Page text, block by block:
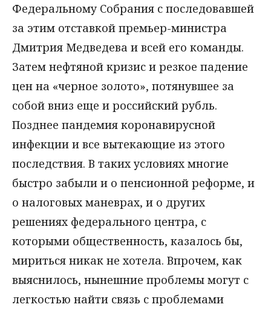
Федеральному Собрания с последовавшей
за этим отставкой премьер-министра
Дмитрия Медведева и всей его команды.
Затем нефтяной кризис и резкое падение
цен на «черное золото», потянувшее за
собой вниз еще и российский рубль.
Позднее пандемия коронавирусной
инфекции и все вытекающие из этого
последствия. В таких условиях многие
быстро забыли и о пенсионной реформе, и
о налоговых маневрах, и о других
решениях федерального центра, с
которыми общественность, казалось бы,
мириться никак не хотела. Впрочем, как
выяснилось, нынешние проблемы могут с
легкостью найти связь с проблемами